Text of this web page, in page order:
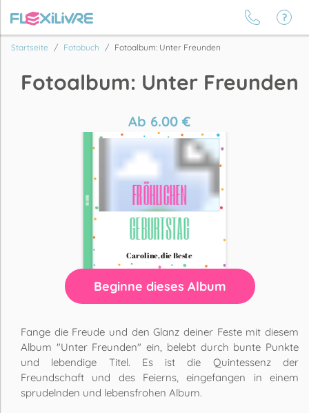
Startseite Fotobuch Fotoalbum: Unter Freunden
Fotoalbum: Unter Freunden
Ab 6.00 €
Beginne dieses Album
Fange die Freude und den Glanz deiner Feste mit diesem
Album "Unter Freunden" ein, belebt durch bunte Punkte
und lebendige Titel. Es ist die Quintessenz der
Freundschaft und des Feierns, eingefangen in einem
sprudelnden und lebensfrohen Album.